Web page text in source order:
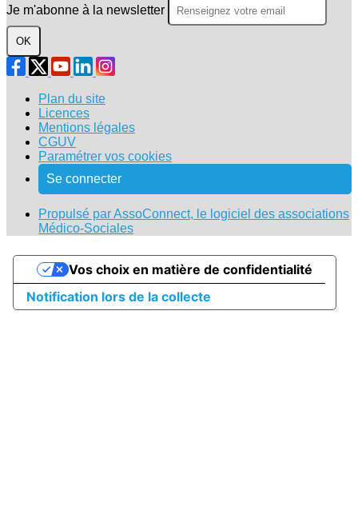
Je m'abonne à la newsletter
OK
Plan du site
Licences
Mentions légales
CGUV
Paramétrer vos cookies
Se connecter
Propulsé par AssoConnect, le logiciel des associations
Médico-Sociales
Notification lors de la collecte
Vos choix en matière de confidentialité